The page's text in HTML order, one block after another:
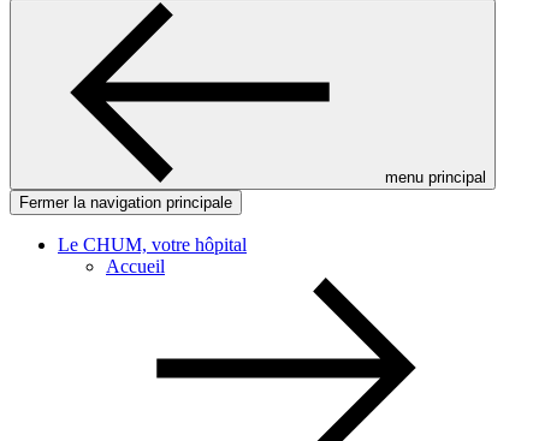
menu principal
Fermer la navigation principale
Le CHUM, votre hôpital
Accueil